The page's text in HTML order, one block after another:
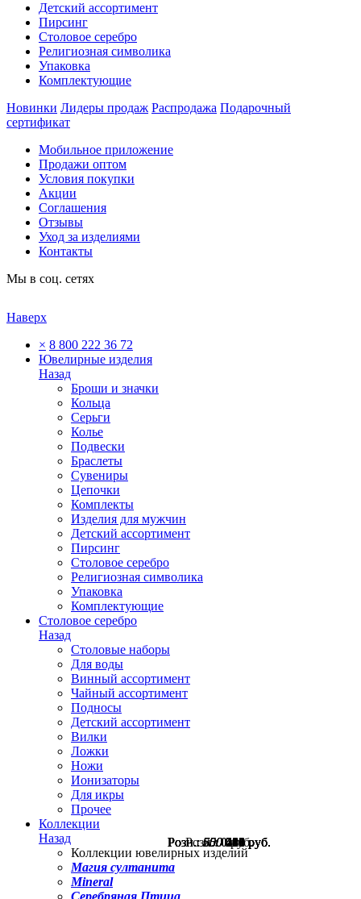
Розн.:550 413руб.
Розн.:650 488руб.
Розн.:500 260руб.
Розн.:550 281руб.
Розн.:700 525руб.
Розн.:0руб.
Детский ассортимент
Пирсинг
Столовое серебро
Религиозная символика
Упаковка
Комплектующие
Новинки Лидеры продаж Распродажа Подарочный
сертификат
Мобильное приложение
Продажи оптом
Условия покупки
Акции
Соглашения
Отзывы
Уход за изделиями
Контакты
Мы в соц. сетях
Наверх
× 8 800 222 36 72
Ювелирные изделия
Назад
Броши и значки
Кольца
Серьги
Колье
Подвески
Браслеты
Сувениры
Цепочки
Комплекты
Изделия для мужчин
Детский ассортимент
Пирсинг
Столовое серебро
Религиозная символика
Упаковка
Комплектующие
Столовое серебро
Назад
Столовые наборы
Для воды
Винный ассортимент
Чайный ассортимент
Подносы
Детский ассортимент
Вилки
Ложки
Ножи
Ионизаторы
Для икры
Прочее
Коллекции
Назад
Коллекции ювелирных изделий
Магия султанита
Mineral